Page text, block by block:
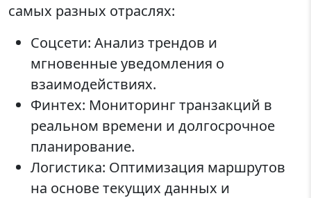
самых разных отраслях:
Соцсети: Анализ трендов и
мгновенные уведомления о
взаимодействиях.
Финтех: Мониторинг транзакций в
реальном времени и долгосрочное
планирование.
Логистика: Оптимизация маршрутов
на основе текущих данных и